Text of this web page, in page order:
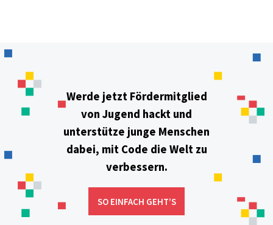
Werde jetzt Fördermitglied
von Jugend hackt und
unterstütze junge Menschen
dabei, mit Code die Welt zu
verbessern.
SO EINFACH GEHT’S